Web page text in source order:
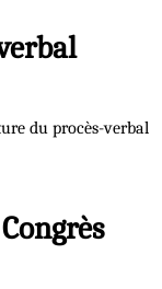
du procès-verbal